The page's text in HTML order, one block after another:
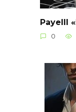
Payelll
0